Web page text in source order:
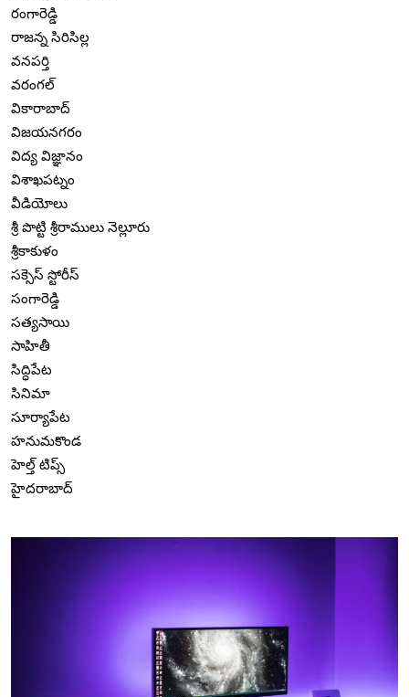
రంగారెడ్డి
రాజన్న సిరిసిల్ల
వనపర్తి
వరంగల్
వికారాబాద్
విజయనగరం
విద్య విజ్ఞానం
విశాఖపట్నం
వీడియోలు
శ్రీ పొట్టి శ్రీరాములు నెల్లూరు
శ్రీకాకుళం
సక్సెస్ స్టోరీస్
సంగారెడ్డి
సత్యసాయి
సాహితీ
సిద్ధిపేట
సినిమా
సూర్యాపేట
హనుమకొండ
హెల్త్ టిప్స్
హైదరాబాద్